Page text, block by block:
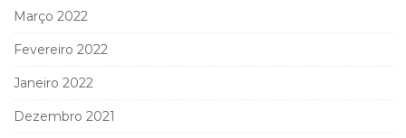
Março 2022
Fevereiro 2022
Janeiro 2022
Dezembro 2021